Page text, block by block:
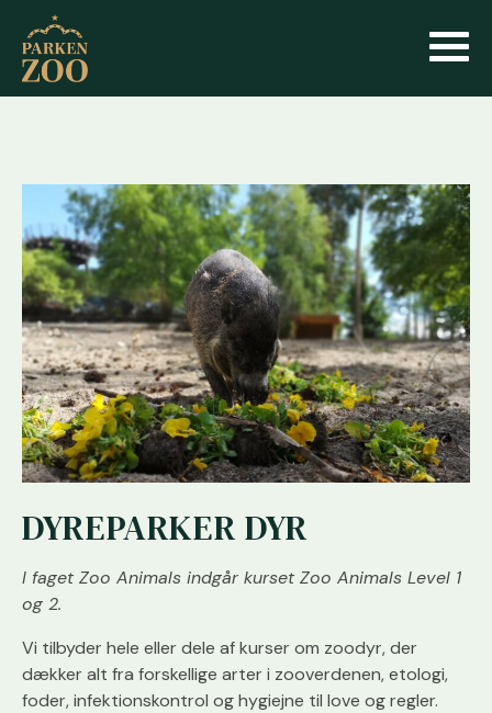
DYREPARKER DYR
I faget Zoo Animals indgår kurset Zoo Animals Level 1
og 2.
Vi tilbyder hele eller dele af kurser om zoodyr, der
dækker alt fra forskellige arter i zooverdenen, etologi,
foder, infektionskontrol og hygiejne til love og regler.